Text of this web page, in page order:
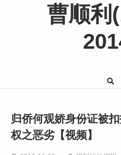
曹顺利
归侨何观娇身份证被
权之恶劣【视频】